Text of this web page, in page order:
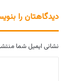
دیدگاهتان را
نشانی ایمیل شما